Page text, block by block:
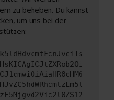
zu beheben. Du kannst
um uns bei der